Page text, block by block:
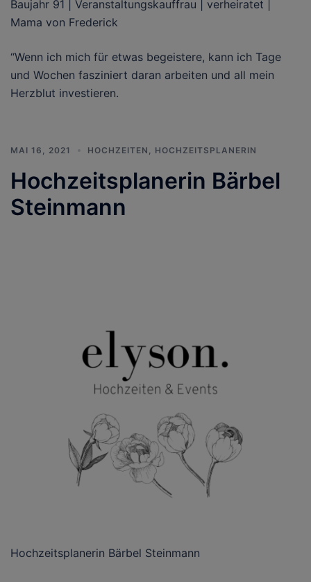
Baujahr 91 | Veranstaltungskauffrau | verheiratet |
Mama von Frederick
“Wenn ich mich für etwas begeistere, kann ich Tage
und Wochen fasziniert daran arbeiten und all mein
Herzblut investieren.
MAI 16, 2021 HOCHZEITEN HOCHZEITSPLANERIN
Hochzeitsplanerin Bärbel
Steinmann
Hochzeitsplanerin Bärbel Steinmann